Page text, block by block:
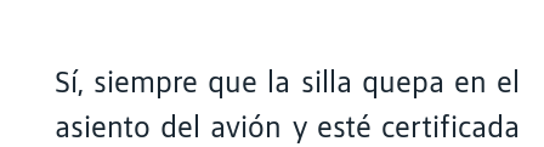
Sí, siempre que la silla quepa en el
asiento del avión y esté certificada